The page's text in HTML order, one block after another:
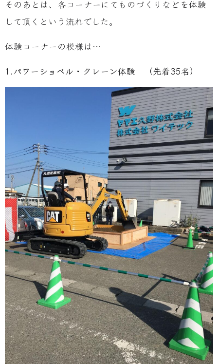
そのあとは、各コーナーにてものづくりなどを体験
して頂くという流れでした。
体験コーナーの模様は…
1.パワーショベル・クレーン体験 （先着35名）